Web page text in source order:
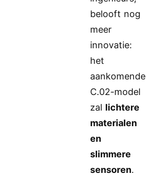
belooft nog
meer
innovatie:
het
aankomende
C.02-model
zal lichtere
materialen
en
slimmere
sensoren.